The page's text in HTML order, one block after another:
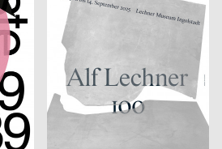
Alf Lechner 100 – Materie Stahl
2025
2025
ESAD Conference. Semantic Shapes
2025
Badesaison CH
2025
1. Mai 2025
2025